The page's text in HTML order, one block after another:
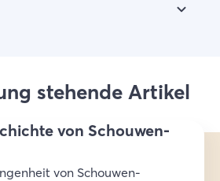
stehende Artikel
von Schouwen-
von Schouwen-